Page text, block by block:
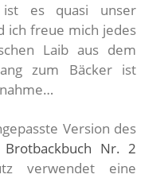
ist es quasi unser
ich freue mich jedes
Laib aus dem
zum Bäcker ist
Version des
Brotbackbuch Nr. 2
verwendet eine